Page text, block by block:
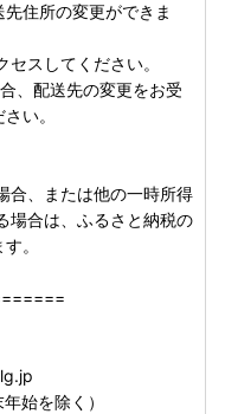
住所の変更ができま
スしてください。
、配送先の変更をお受
い。
、または他の一時所得
場合は、ふるさと納税の
。
始を除く）